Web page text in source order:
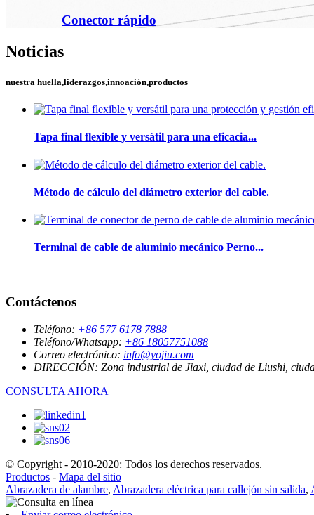
Conector rápido
Noticias
nuestra huella,liderazgos,innoación,productos
Tapa final flexible y versátil para una eficacia...
Método de cálculo del diámetro exterior del cable.
Terminal de cable de aluminio mecánico Perno...
Contáctenos
Teléfono: +86 577 6178 7888
Teléfono/Whatsapp: +86 18057751088
Correo electrónico: info@yojiu.com
DIRECCIÓN: Zona industrial de Jiaxi, ciudad de Liushi,
CONSULTA AHORA
© Copyright - 2010-2020: Todos los derechos reservados.
Productos - Mapa del sitio
Abrazadera de alambre, Abrazadera eléctrica para callejón sin salida,